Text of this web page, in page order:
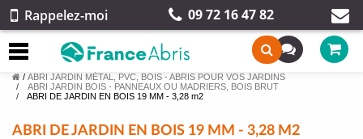
Rappelez-moi 09 72 16 47 82
/ ABRI JARDIN MÉTAL, PVC, BOIS - ABRIS POUR VOS JARDINS
ABRI JARDIN BOIS - PANNEAUX OU MADRIERS, BOIS BRUT
ABRI DE JARDIN EN BOIS 19 MM - 3,28 m2
ABRI DE JARDIN EN BOIS 19 MM - 3,28 M2